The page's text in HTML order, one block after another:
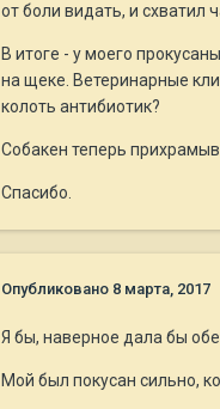
от боли видать, и схватил
В итоге - у моего
на щеке. Ветеринарные
колоть антибиотик?
Собакен теперь
Спасибо.
Опубликовано 8 марта, 2017
Я бы, наверное дала бы
Мой был покусан сильно,